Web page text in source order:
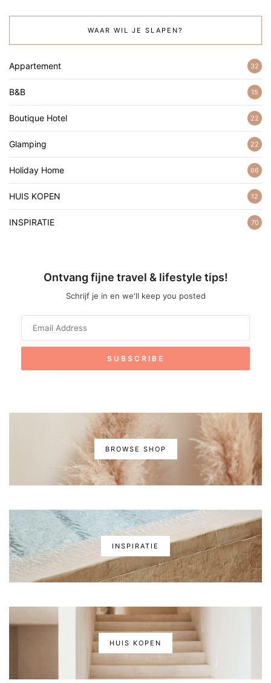
WAAR WIL JE SLAPEN?
Appartement 32
B&B 15
Boutique Hotel 22
Glamping 22
Holiday Home 66
HUIS KOPEN 12
INSPIRATIE 70
Ontvang fijne travel & lifestyle tips!
Schrijf je in en we'll keep you posted
BROWSE SHOP
INSPIRATIE
HUIS KOPEN